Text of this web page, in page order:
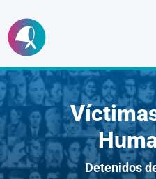
Ir
al
contenido
Detenidos